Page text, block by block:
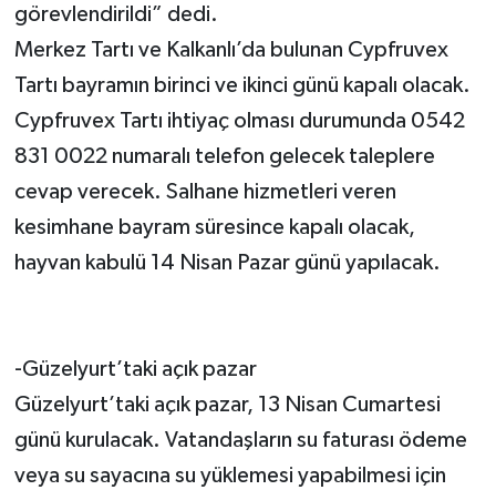
görevlendirildi” dedi.
Merkez Tartı ve Kalkanlı’da bulunan Cypfruvex
Tartı bayramın birinci ve ikinci günü kapalı olacak.
Cypfruvex Tartı ihtiyaç olması durumunda 0542
831 0022 numaralı telefon gelecek taleplere
cevap verecek. Salhane hizmetleri veren
kesimhane bayram süresince kapalı olacak,
hayvan kabulü 14 Nisan Pazar günü yapılacak.
-Güzelyurt’taki açık pazar
Güzelyurt’taki açık pazar, 13 Nisan Cumartesi
günü kurulacak. Vatandaşların su faturası ödeme
veya su sayacına su yüklemesi yapabilmesi için